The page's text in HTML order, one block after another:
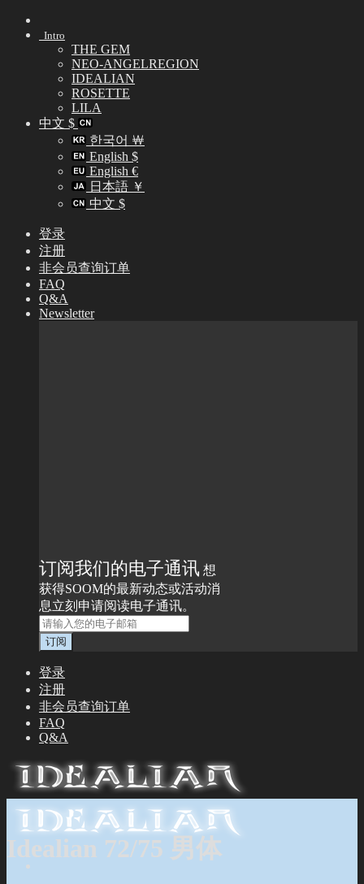
Skip
Intro
THE GEM
NEO-ANGELREGION
IDEALIAN
ROSETTE
LILA
中文 $
한국어 ￦
English $
English €
日本語 ￥
中文 $
登录
注册
非会员查询订单
FAQ
Q&A
Newsletter
订阅我们的电子通讯 想
获得SOOM的最新动态或活动消
息立刻申请阅读电子通讯。
登录
注册
非会员查询订单
FAQ
Q&A
Idealian 72/75 男体